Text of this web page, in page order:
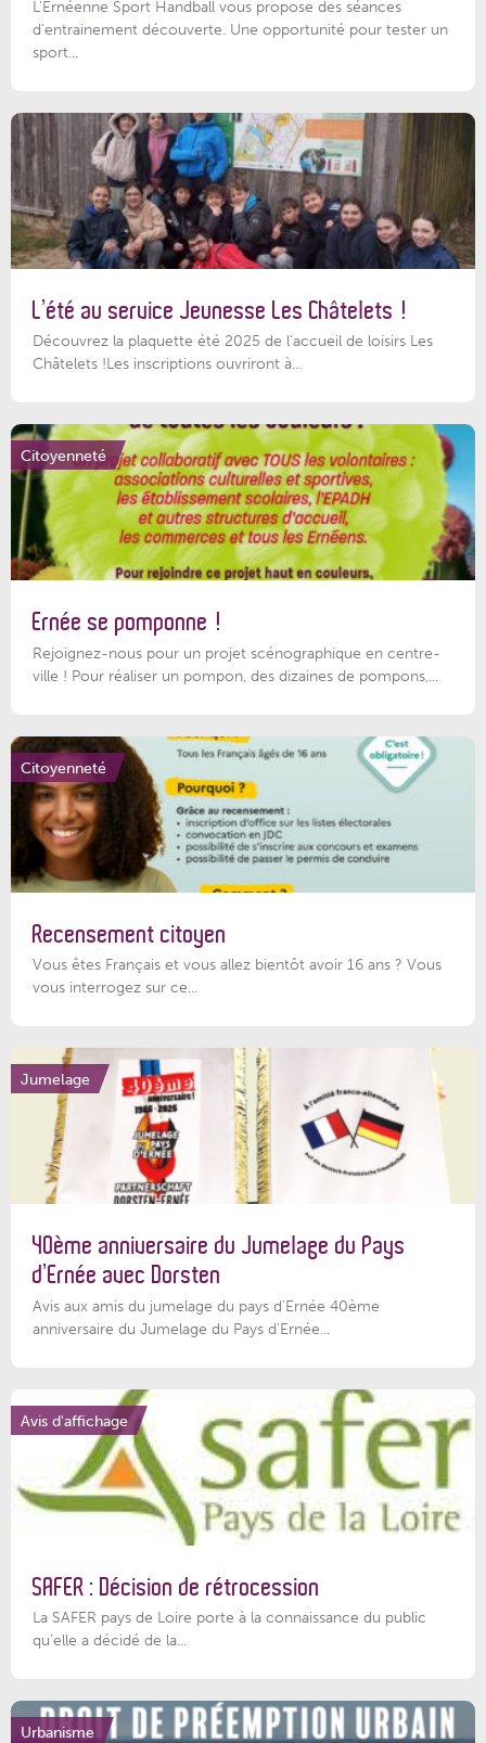
L'Ernéenne Sport Handball vous propose des séances
d'entrainement découverte. Une opportunité pour tester un
sport...
L’été au service Jeunesse Les Châtelets !
Découvrez la plaquette été 2025 de l’accueil de loisirs Les
Châtelets !Les inscriptions ouvriront à...
Citoyenneté
Ernée se pomponne !
Rejoignez-nous pour un projet scénographique en centre-
ville ! Pour réaliser un pompon, des dizaines de pompons,...
Citoyenneté
Recensement citoyen
Vous êtes Français et vous allez bientôt avoir 16 ans ? Vous
vous interrogez sur ce...
Jumelage
40ème anniversaire du Jumelage du Pays
d’Ernée avec Dorsten
Avis aux amis du jumelage du pays d'Ernée 40ème
anniversaire du Jumelage du Pays d'Ernée...
Avis d'affichage
SAFER : Décision de rétrocession
La SAFER pays de Loire porte à la connaissance du public
qu’elle a décidé de la...
Urbanisme